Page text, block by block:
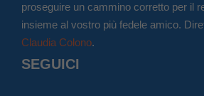
proseguire un cammino corretto per il
insieme al vostro più fedele amico.
Claudia Colono.
SEGUICI